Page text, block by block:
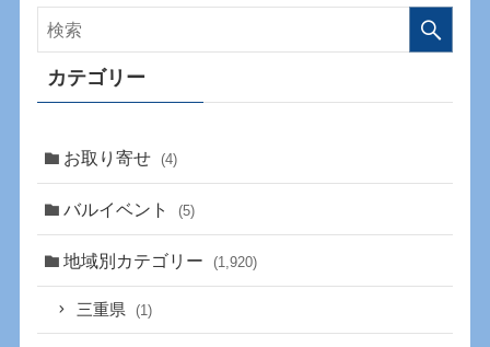
カテゴリー
お取り寄せ (4)
バルイベント (5)
地域別カテゴリー (1,920)
三重県 (1)